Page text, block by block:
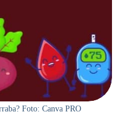
Foto: Canva PRO